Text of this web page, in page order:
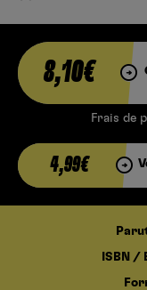
8,10€
Frais de
4,99€
ISBN /